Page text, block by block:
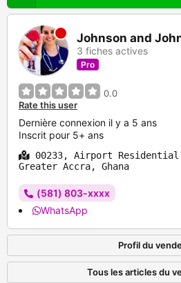
Johnson and
3 fiches actives
Pro
0.0
Rate this user
Dernière connexion il y a 5 ans
Inscrit pour 5+ ans
00233, Airport Residential
Greater Accra, Ghana
(581) 803-xxxx
WhatsApp
Profil du
Tous les articles du